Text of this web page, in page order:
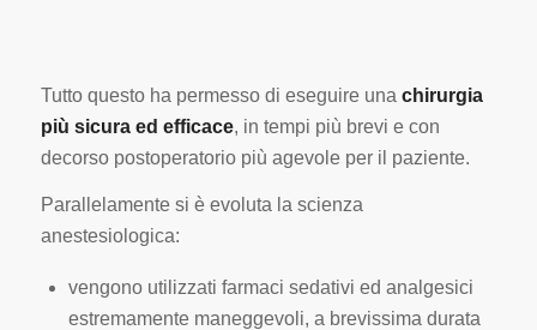
Tutto questo ha permesso di eseguire una chirurgia
più sicura ed efficace, in tempi più brevi e con
decorso postoperatorio più agevole per il paziente.
Parallelamente si è evoluta la scienza
anestesiologica:
vengono utilizzati farmaci sedativi ed analgesici
estremamente maneggevoli, a brevissima durata